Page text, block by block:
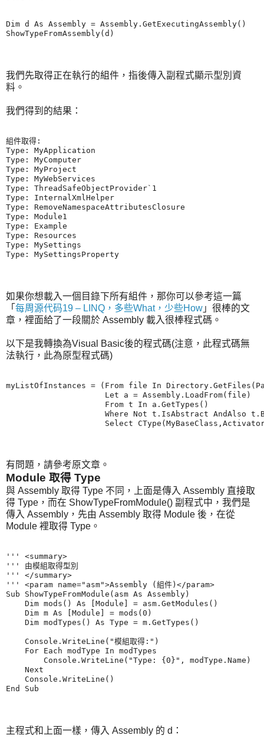
Dim d As Assembly = Assembly.GetExecutingAssembly()
我們先取得正在執行的組件，指後傳入副程式顯示型別資
料。
我們得到的結果：
組件取得:
Type: MyApplication
Type: MyComputer
Type: MyProject
Type: MyWebServices
Type: ThreadSafeObjectProvider`1
Type: InternalXmlHelper
Type: RemoveNamespaceAttributesClosure
Type: Module1
Type: Example
Type: Resources
Type: MySettings
如果你想載入一個目錄下所有組件，那你可以參考這一篇
「 每周源代码19 – LINQ，多些What，少些How 」很棒的文
章，裡面給了一段關於 Assembly 載入很棒程式碼。
以下是我轉換為Visual Basic後的程式碼(注意，此程式碼無
法執行，此為原型程式碼)
myListOfInstances = (From file In
                     Let a = Assembly.LoadFrom(file)
                     From t In a.GetTypes()
Where Not t.IsAbstract AndAlso
有問題，請參考原文章。
Module 取得 Type
與 Assembly 取得 Type 不同，上面是傳入 Assembly 直接取
得 Type，而在 ShowTypeFromModule() 副程式中，我們是
傳入 Assembly，先由 Assembly 取得 Module 後，在從
Module 裡取得 Type。
''' <summary>
''' 由模組取得型別
''' </summary>
''' <param name="asm">Assembly (組件)</param>
Sub ShowTypeFromModule(asm As Assembly)
    Dim mods() As [Module] = asm.GetModules()
    Dim m As [Module] = mods(0)
    Dim modTypes() As Type = m.GetTypes()
    Console.WriteLine("模組取得:")
    For Each modType In modTypes
        Console.WriteLine("Type: {0}", modType.Name)
    Next
    Console.WriteLine()
主程式和上面一樣，傳入 Assembly 的 d：